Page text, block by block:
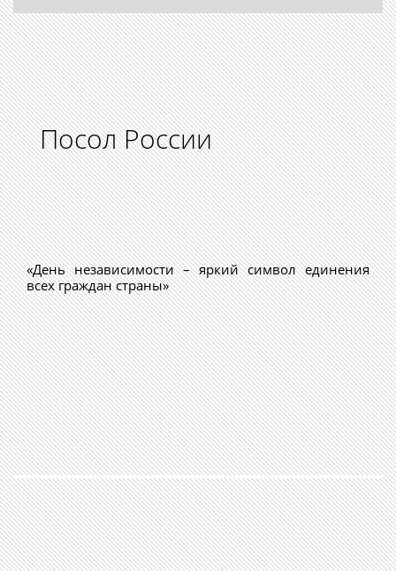
Посол России
«День независимости – яркий символ единения
всех граждан страны»